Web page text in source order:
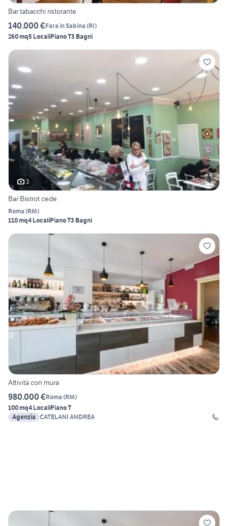
Bar tabacchi ristorante
140.000 €Fara in Sabina (RI)
260 mq5 LocaliPiano T3 Bagni
3
Bar Bistrot cede
Roma (RM)
110 mq4 LocaliPiano T3 Bagni
Attività con mura
980.000 €Roma (RM)
100 mq4 LocaliPiano T
Agenzia CATELANI ANDREA